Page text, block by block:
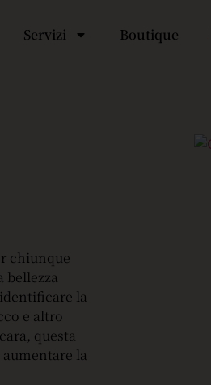
Servizi Boutique
chiunque
bellezza
la
e altro
questa
la